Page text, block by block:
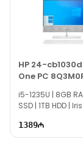
HP 24-
One PC
i5-1235U | 8GB
SSD | 1TB HDD |
1389